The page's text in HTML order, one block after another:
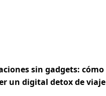
sin gadgets: cómo
un digital detox de viaje